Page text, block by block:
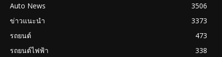
Auto News
3506
ข่าวแนะนำ
3373
รถยนต์
473
รถยนต์ไฟฟ้า
338